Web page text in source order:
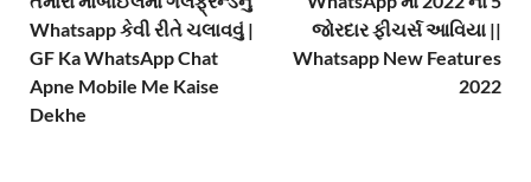
Whatsapp કેવી રીતે ચલાવવું |
GF Ka WhatsApp Chat
Apne Mobile Me Kaise
Dekhe
જોરદાર ફીચર્સ આવિયા ||
Whatsapp New Features
2022